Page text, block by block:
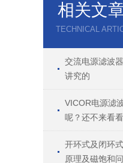
相关文
TECHNICAL
交流电源滤波
讲究的
VICOR电源滤
呢？还不来看看
开环式及闭环
原理及磁饱和